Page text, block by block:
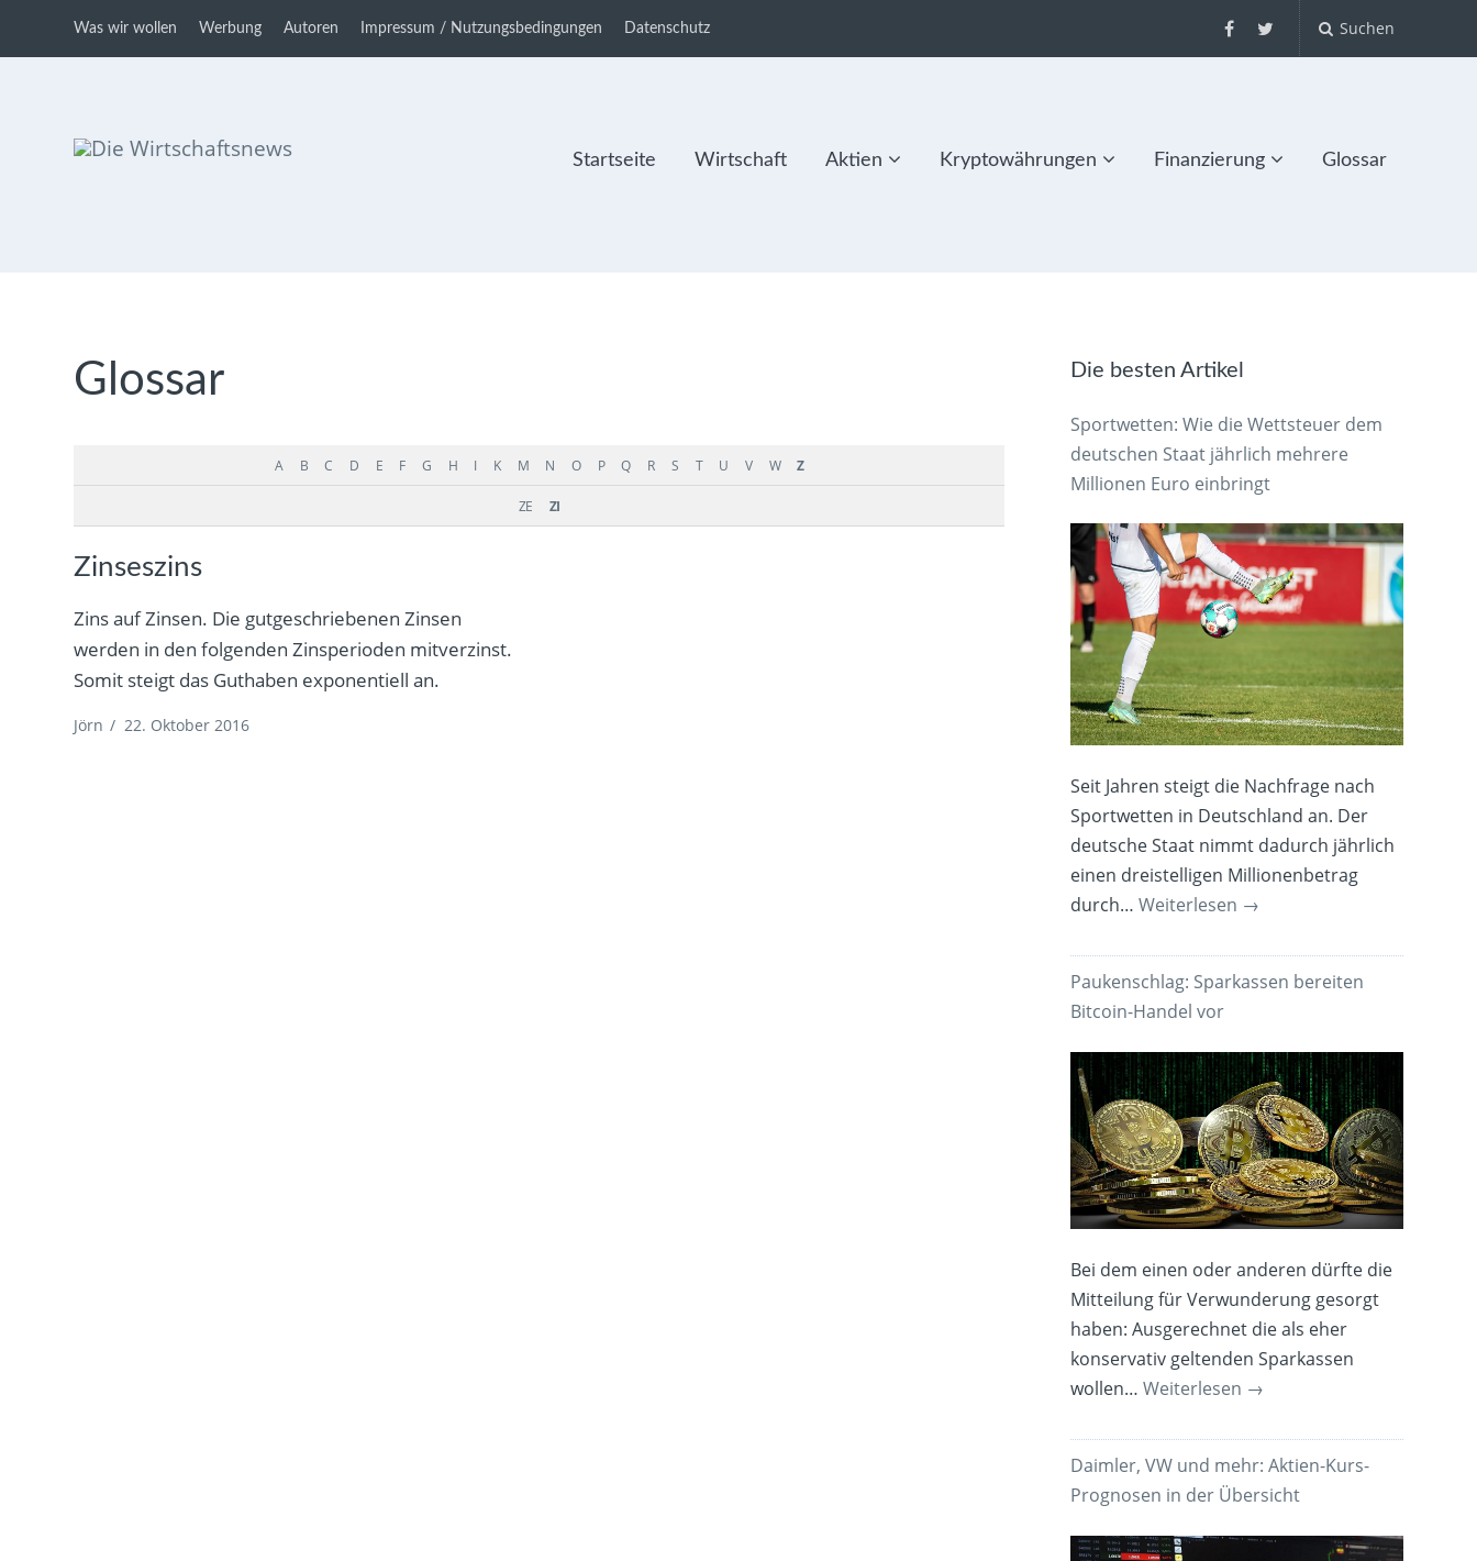
Was wir wollen Werbung Autoren Impressum / Nutzungsbedingungen Datenschutz Suchen
Startseite Wirtschaft Aktien Kryptowährungen Finanzierung Glossar
Glossar
A B C D E F G H I K M N O P Q R S T U V W Z
ZE ZI
Zinseszins
Zins auf Zinsen. Die gutgeschriebenen Zinsen
werden in den folgenden Zinsperioden mitverzinst.
Somit steigt das Guthaben exponentiell an.
Jörn / 22. Oktober 2016
Die besten Artikel
Sportwetten: Wie die Wettsteuer dem
deutschen Staat jährlich mehrere
Millionen Euro einbringt
Seit Jahren steigt die Nachfrage nach
Sportwetten in Deutschland an. Der
deutsche Staat nimmt dadurch jährlich
einen dreistelligen Millionenbetrag
durch…Weiterlesen →
Paukenschlag: Sparkassen bereiten
Bitcoin-Handel vor
Bei dem einen oder anderen dürfte die
Mitteilung für Verwunderung gesorgt
haben: Ausgerechnet die als eher
konservativ geltenden Sparkassen
wollen…Weiterlesen →
Daimler, VW und mehr: Aktien-Kurs-
Prognosen in der Übersicht